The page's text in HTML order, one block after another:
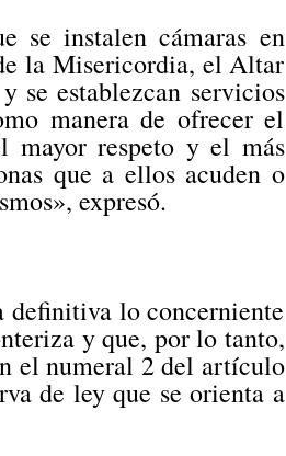
se instalen cámaras en
la Misericordia, el Altar
se establezcan servicios
manera de ofrecer el
mayor respeto y el más
que a ellos acuden o
expresó.
definitiva lo concerniente
y que, por lo tanto,
el numeral 2 del artículo
de ley que se orienta a